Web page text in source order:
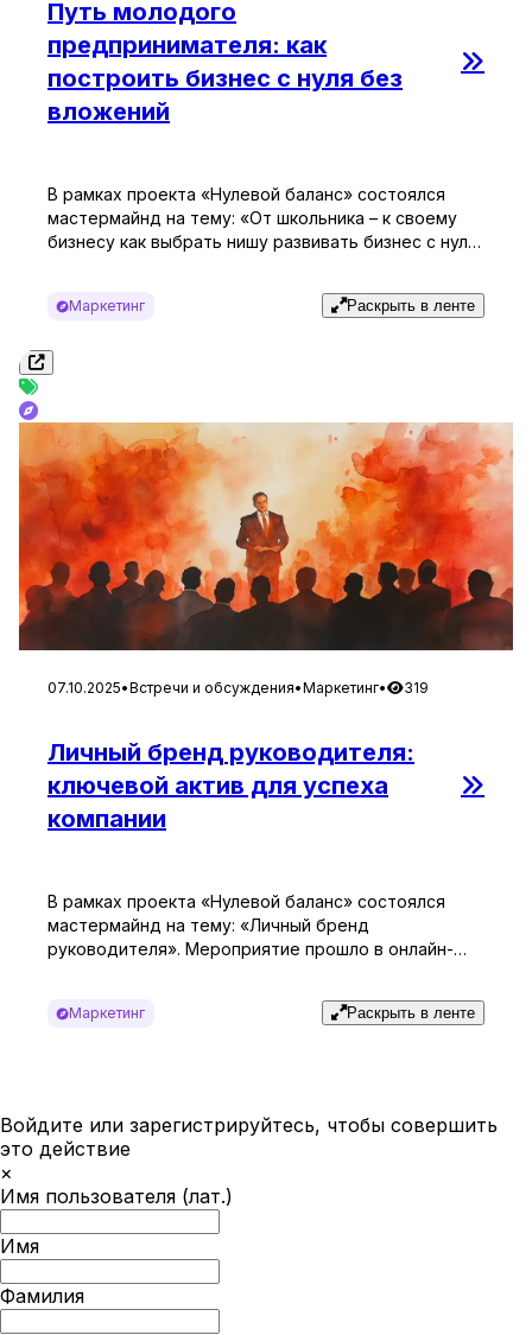
Путь молодого
предпринимателя: как
построить бизнес с нуля без
вложений
В рамках проекта «Нулевой баланс» состоялся
мастермайнд на тему: «От школьника – к своему
бизнесу как выбрать нишу развивать бизнес с нуля
формате, где участники имели возможность в
реальном времени задавать вопросы эксперту.
молодой предприниматель, основатель компании
Маркетинг Раскрыть в ленте
07.10.2025•Встречи и обсуждения•Маркетинг• 319
Личный бренд руководителя:
ключевой актив для успеха
компании
В рамках проекта «Нулевой баланс» состоялся
мастермайнд на тему: «Личный бренд
руководителя». Мероприятие прошло в онлайн-
реальном времени задавать вопросы эксперту.
Приглашенным спикером стала Евгения Дорофеева
лаборатории. В современном бизнесе, где
конкуренция достигает пика, а […]
Маркетинг Раскрыть в ленте
Войдите или зарегистрируйтесь, чтобы совершить
это действие
×
Имя пользователя (лат.)
Имя
Фамилия